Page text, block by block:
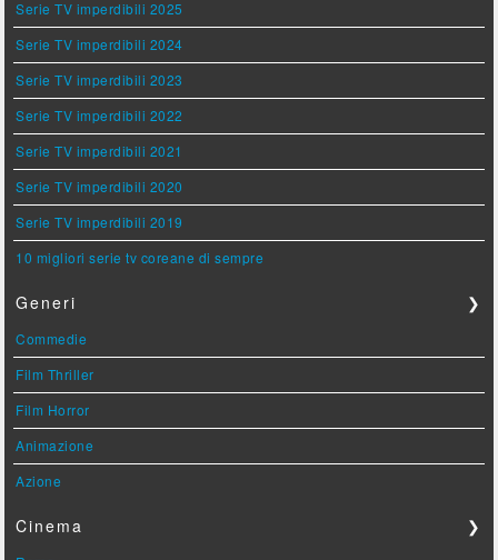
Serie TV imperdibili 2025
Serie TV imperdibili 2024
Serie TV imperdibili 2023
Serie TV imperdibili 2022
Serie TV imperdibili 2021
Serie TV imperdibili 2020
Serie TV imperdibili 2019
10 migliori serie tv coreane di sempre
Generi ❯
Commedie
Film Thriller
Film Horror
Animazione
Azione
Cinema ❯